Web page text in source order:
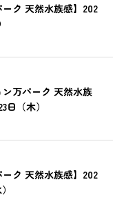
ーク 天然水族感】202
ン万パーク 天然水族
日（木）
ーク 天然水族感】202